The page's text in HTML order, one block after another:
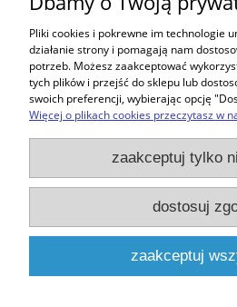
do
Zakupy
Pomoc
Moje
Pliki cookies i pokrewne im technologie
działanie strony i pomagają nam
potrzeb. Możesz zaakceptować
tych plików i przejść do sklepu lub
swoich preferencji, wybierając opcję
Więcej o plikach cookies przeczytasz w
zaakceptuj tylko
dostosuj
zaakceptuj